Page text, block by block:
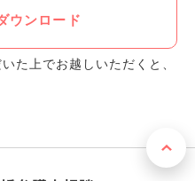
ウンロード
た上でお越しいただくと、